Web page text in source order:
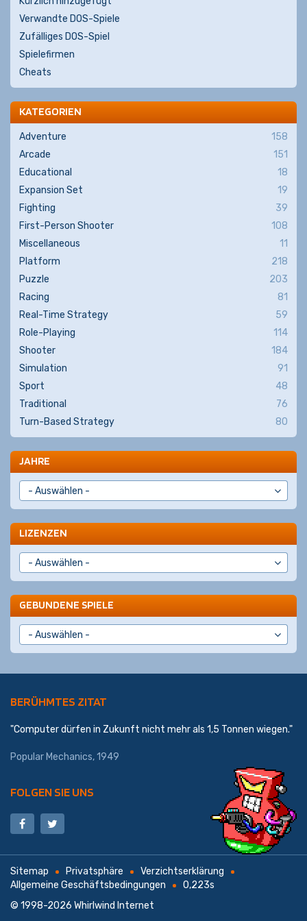
Verwandte DOS-Spiele
Zufälliges DOS-Spiel
Spielefirmen
Cheats
KATEGORIEN
Adventure
158
Arcade
151
Educational
18
Expansion Set
19
Fighting
39
First-Person Shooter
108
Miscellaneous
11
Platform
218
Puzzle
203
Racing
81
Real-Time Strategy
59
Role-Playing
114
Shooter
184
Simulation
91
Sport
48
Traditional
76
Turn-Based Strategy
80
JAHRE
LIZENZEN
GEBUNDENE SPIELE
BERÜHMTES ZITAT
"Computer dürfen in Zukunft nicht mehr als 1,5 Tonnen wiegen."
Popular Mechanics, 1949
FOLGEN SIE UNS
Sitemap Privatsphäre
Verzichtserklärung
Allgemeine Geschäftsbedingungen
0,223s
© 1998-2026 Whirlwind Internet